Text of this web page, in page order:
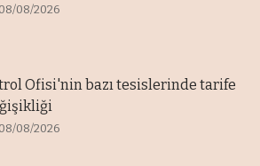
08/08/2026
Ofisi'nin bazı tesislerinde tarife
08/08/2026